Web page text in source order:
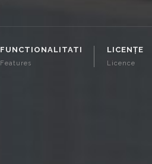
FUNCTIONALITATI
Features
LICENȚE
Licence